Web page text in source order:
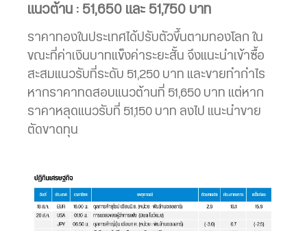
แนวต้าน : 51,650 และ 51,750 บาท
ราคาทองในประเทศได้ปรับตัวขึ้นตามทองโลก ใน
ขณะที่ค่าเงินบาทแข็งค่าระยะสั้น จึงแนะนำเข้าซื้อ
สะสมแนวรับที่ระดับ 51,250 บาท และขายทำกำไร
หากราคาทดสอบแนวต้านที่ 51,650 บาท แต่หาก
ราคาหลุดแนวรับที่ 51,150 บาท ลงไป แนะนำขาย
ตัดขาดทุน